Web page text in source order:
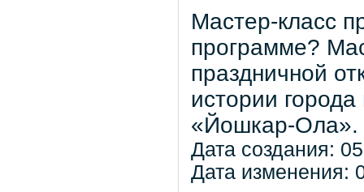
Мастер-класс
программе?
праздничной
истории
«Йошкар-Ола».
Дата создания:
Дата изменения: